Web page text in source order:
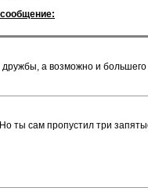
а возможно и большего
ты сам пропустил три